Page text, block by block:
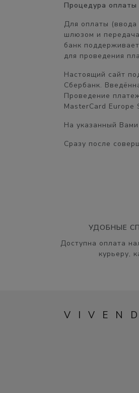
Процедура оплаты
Для оплаты
шлюзом и
банк
для проведения
Настоящий сайт
Сбербанк.
Проведение
MasterCard Europe
На указанный
Сразу после
УДОБНЫЕ
Доступна оплата
курьеру,